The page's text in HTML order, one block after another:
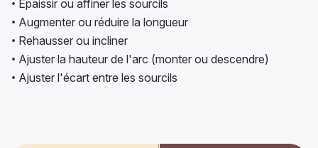
• Épaissir ou affiner les sourcils
• Augmenter ou réduire la longueur
• Rehausser ou incliner
• Ajuster la hauteur de l'arc (monter ou descendre)
• Ajuster l'écart entre les sourcils